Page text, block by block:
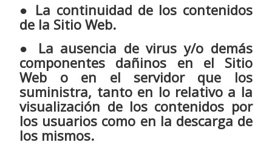
● La continuidad de los contenidos
de la Sitio Web.
● La ausencia de virus y/o demás
componentes dañinos en el Sitio
Web o en el servidor que los
suministra, tanto en lo relativo a la
visualización de los contenidos por
los usuarios como en la descarga de
los mismos.